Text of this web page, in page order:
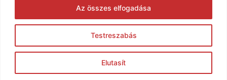
Testreszabás
Elutasít
Az összes elfogadása